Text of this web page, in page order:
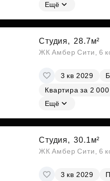
Ещё
Студия, 28.7м²
ЖК Амбер Сити, 6
3 кв 2029
Квартира за 2
Ещё
Студия, 30.1м²
ЖК Амбер Сити, 6
3 кв 2029